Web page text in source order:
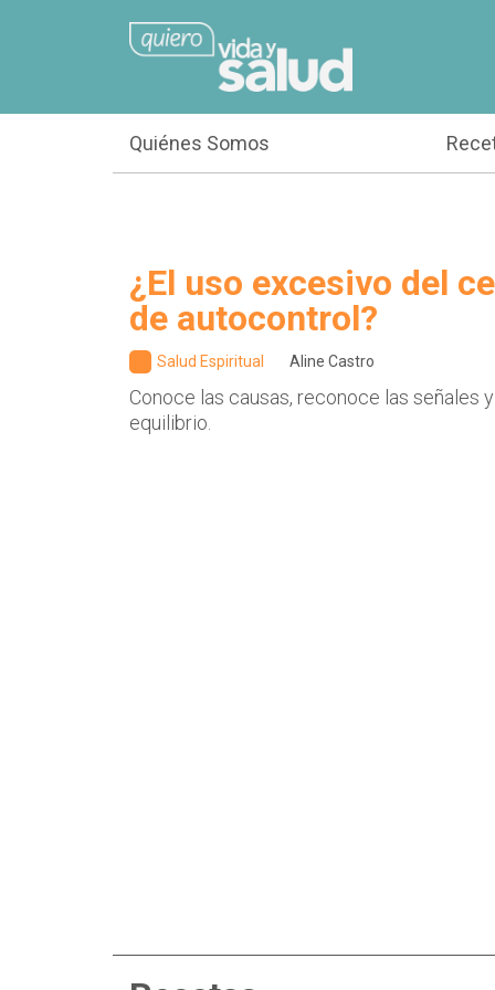
Quiénes Somos
¿El uso excesivo del
de autocontrol?
Salud Espiritual Aline Castro
Conoce las causas, reconoce las señales
equilibrio.